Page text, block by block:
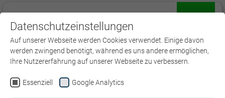
Mit öffentlichen Verkehrsmitteln
Datenschutzeinstellungen
Auf unserer Webseite werden Cookies verwendet. Einige davon
werden zwingend benötigt, während es uns andere ermöglichen,
Ihre Nutzererfahrung auf unserer Webseite zu verbessern.
Essenziell Google Analytics